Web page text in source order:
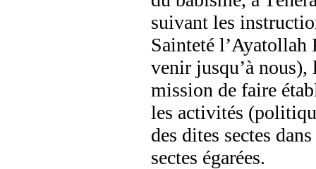
suivant les
Sainteté l’Ayatollah
venir jusqu’à nous),
mission de faire
les activités
des dites sectes
sectes égarées.